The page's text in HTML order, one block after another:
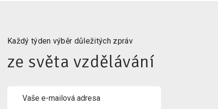
Každý týden výběr důležitých zpráv
ze světa vzdělávání